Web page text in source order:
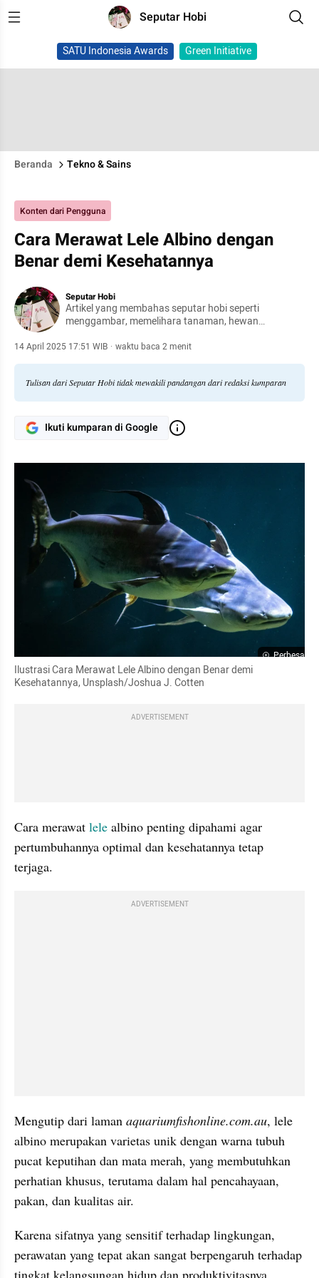
Seputar Hobi
SATU Indonesia Awards Green Initiative
Beranda Tekno & Sains
Konten dari Pengguna
Cara Merawat Lele Albino dengan
Benar demi Kesehatannya
Seputar Hobi
Artikel yang membahas seputar hobi seperti
menggambar, memelihara tanaman, hewan
14 April 2025 17:51 WIB · waktu baca 2 menit
Tulisan dari Seputar Hobi tidak mewakili pandangan dari redaksi kumparan
Ikuti kumparan di Google
Perbesar
Ilustrasi Cara Merawat Lele Albino dengan Benar demi
Kesehatannya, Unsplash/Joshua J. Cotten
ADVERTISEMENT
Cara merawat lele albino penting dipahami agar
pertumbuhannya optimal dan kesehatannya tetap
terjaga.
ADVERTISEMENT
Mengutip dari laman aquariumfishonline.com.au, lele
albino merupakan varietas unik dengan warna tubuh
pucat keputihan dan mata merah, yang membutuhkan
perhatian khusus, terutama dalam hal pencahayaan,
pakan, dan kualitas air.
Karena sifatnya yang sensitif terhadap lingkungan,
perawatan yang tepat akan sangat berpengaruh terhadap
tingkat kelangsungan hidup dan produktivitasnya.